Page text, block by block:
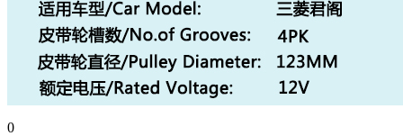
0